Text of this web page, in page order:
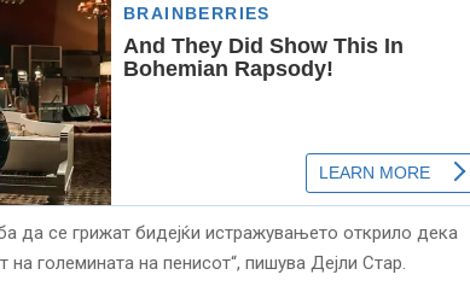
да се грижат бидејќи истражувањето открило дека
на големината на пенисот“, пишува Дејли Стар.